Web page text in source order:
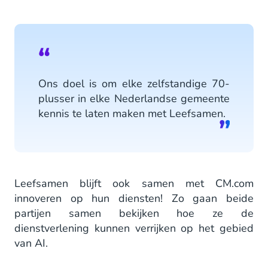
Ons doel is om elke zelfstandige 70-
plusser in elke Nederlandse gemeente
kennis te laten maken met Leefsamen.
Leefsamen blijft ook samen met CM.com
innoveren op hun diensten! Zo gaan beide
partijen samen bekijken hoe ze de
dienstverlening kunnen verrijken op het gebied
van AI.